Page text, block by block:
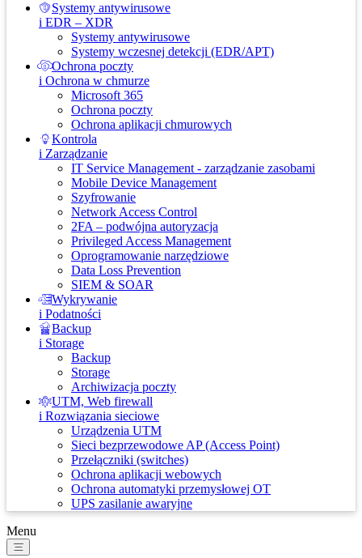
Systemy antywirusowe
i EDR – XDR
Systemy antywirusowe
Systemy wczesnej detekcji (EDR/APT)
Ochrona poczty
i Ochrona w chmurze
Microsoft 365
Ochrona poczty
Ochrona aplikacji chmurowych
Kontrola
i Zarządzanie
IT Service Management - zarządzanie zasobami
Mobile Device Management
Szyfrowanie
Network Access Control
2FA – podwójna autoryzacja
Privileged Access Management
Oprogramowanie narzędziowe
Data Loss Prevention
SIEM & SOAR
Wykrywanie
i Podatności
Backup
i Storage
Backup
Storage
Archiwizacja poczty
UTM, Web firewall
i Rozwiązania sieciowe
Urządzenia UTM
Sieci bezprzewodowe AP (Access Point)
Przełączniki (switches)
Ochrona aplikacji webowych
Ochrona automatyki przemysłowej OT
UPS zasilanie awaryjne
Menu